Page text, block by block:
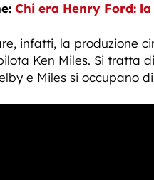
Chi era Henry Ford:
infatti, la produzione
Ken Miles. Si tratta
e Miles si occupano